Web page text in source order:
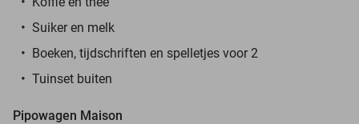
Suiker en melk
Boeken, tijdschriften en spelletjes voor 2
Tuinset buiten
Pipowagen Maison